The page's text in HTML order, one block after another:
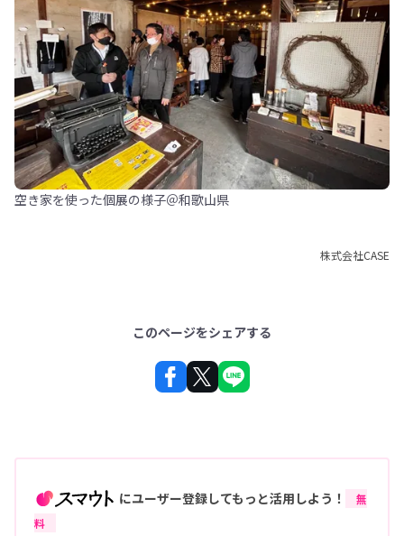
空き家を使った個展の様子＠和歌山県
株式会社CASE
このページをシェアする
にユーザー登録してもっと活用しよう！
無
料